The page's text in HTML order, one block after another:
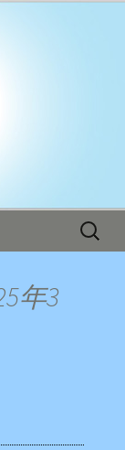
ブログ
検
年3